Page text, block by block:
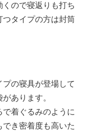
ので寝返りも打ち
つタイプの方は封筒
の寝具が登場して
あります。
で着ぐるみのように
き密着度も高いた